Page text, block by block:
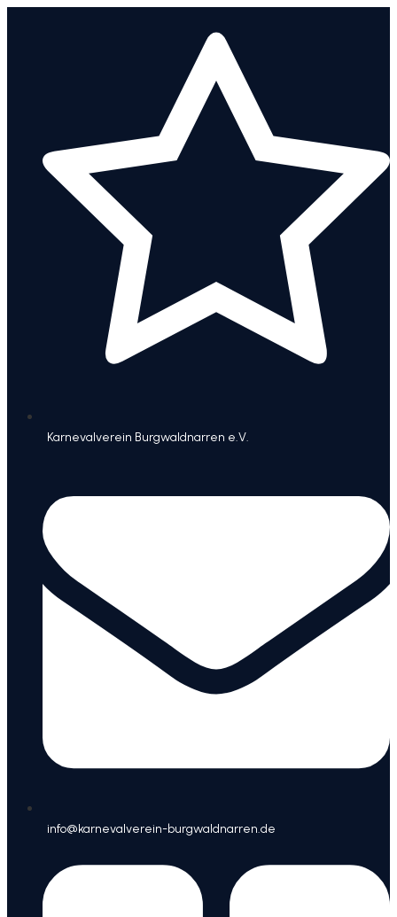
Karnevalverein Burgwaldnarren e.V.
info@karnevalverein-burgwaldnarren.de